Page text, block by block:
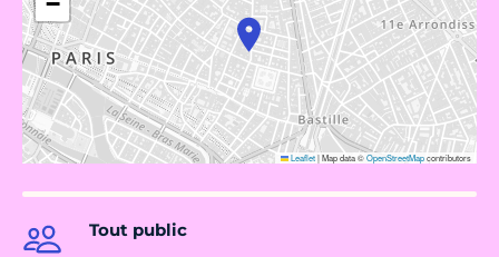
Leaflet|Map data ©OpenStreetMapcontributors
Tout public